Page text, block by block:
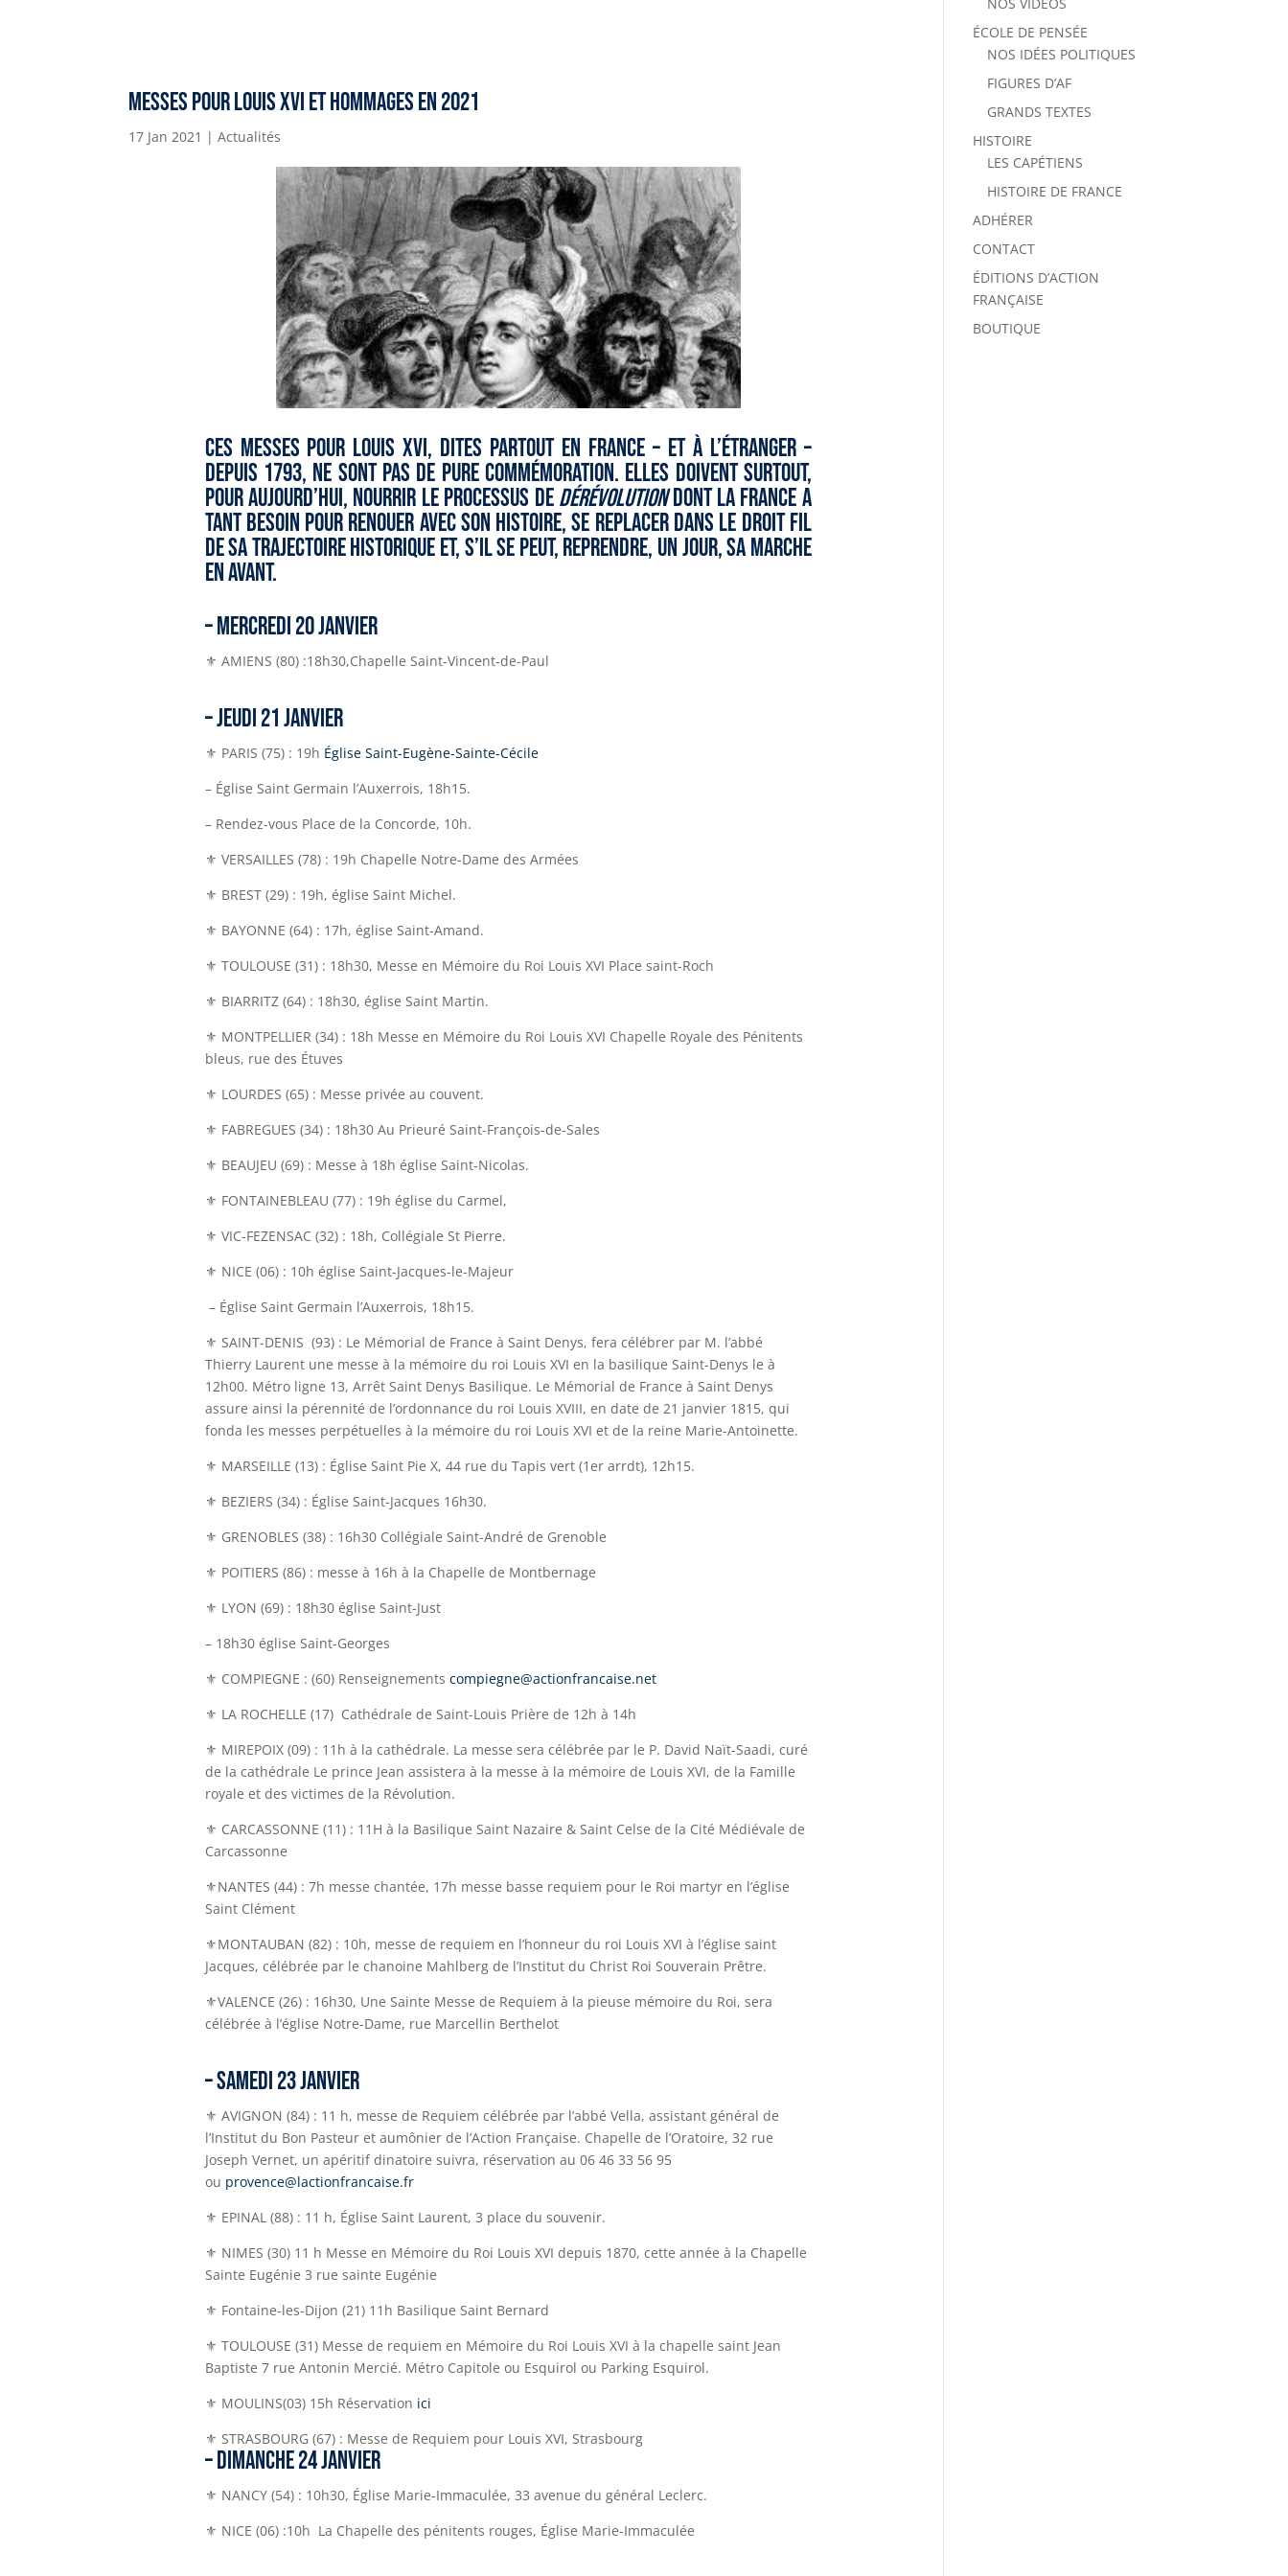
Messes pour Louis XVI et hommages en 2021
17 Jan 2021 |Actualités
Ces Messes pour Louis XVI, dites partout en France – et à l’étranger –
depuis 1793, ne sont pas de pure commémoration. Elles DOIVENT surtout,
pour aujourd’hui, nourrir le processus dedérévolutiondont la France a
tant besoin pour renouer avec son Histoire, se replacer dans le droit fil
de sa trajectoire historique et, s’il se peut, reprendre, un jour, sa marche
en avant.
– MERCREDI 20 JANVIER
⚜ AMIENS (80) :18h30,Chapelle Saint-Vincent-de-Paul
–JEUDI 21 JANVIER
⚜ PARIS (75) : 19h Église Saint-Eugène-Sainte-Cécile
– Église Saint Germain l’Auxerrois, 18h15.
– Rendez-vous Place de la Concorde, 10h.
⚜ VERSAILLES (78) : 19h Chapelle Notre-Dame des Armées
⚜ BREST (29) : 19h, église Saint Michel.
⚜ BAYONNE (64) : 17h, église Saint-Amand.
⚜ TOULOUSE (31) : 18h30, Messe en Mémoire du Roi Louis XVI Place saint-Roch
⚜ BIARRITZ (64) : 18h30, église Saint Martin.
⚜ MONTPELLIER (34) : 18h Messe en Mémoire du Roi Louis XVI Chapelle Royale des Pénitents
bleus, rue des Étuves
⚜ LOURDES (65) : Messe privée au couvent.
⚜ FABREGUES (34) : 18h30 Au Prieuré Saint-François-de-Sales
⚜ BEAUJEU (69) : Messe à 18h église Saint-Nicolas.
⚜ FONTAINEBLEAU (77) : 19h église du Carmel,
⚜ VIC-FEZENSAC (32) : 18h, Collégiale St Pierre.
⚜ NICE (06) : 10h église Saint-Jacques-le-Majeur
– Église Saint Germain l’Auxerrois, 18h15.
⚜ SAINT-DENIS (93) : Le Mémorial de France à Saint Denys, fera célébrer par M. l’abbé
Thierry Laurent une messe à la mémoire du roi Louis XVI en la basilique Saint-Denys le à
12h00. Métro ligne 13, Arrêt Saint Denys Basilique. Le Mémorial de France à Saint Denys
assure ainsi la pérennité de l’ordonnance du roi Louis XVIII, en date de 21 janvier 1815, qui
fonda les messes perpétuelles à la mémoire du roi Louis XVI et de la reine Marie-Antoinette.
⚜ MARSEILLE (13) : Église Saint Pie X, 44 rue du Tapis vert (1er arrdt), 12h15.
⚜ BEZIERS (34) : Église Saint-Jacques 16h30.
⚜ GRENOBLES (38) : 16h30 Collégiale Saint-André de Grenoble
⚜ POITIERS (86) : messe à 16h à la Chapelle de Montbernage
⚜ LYON (69) : 18h30 église Saint-Just
– 18h30 église Saint-Georges
⚜ COMPIEGNE : (60) Renseignements compiegne@actionfrancaise.net
⚜ LA ROCHELLE (17) Cathédrale de Saint-Louis Prière de 12h à 14h
⚜ MIREPOIX (09) : 11h à la cathédrale. La messe sera célébrée par le P. David Naït-Saadi, curé
de la cathédrale Le prince Jean assistera à la messe à la mémoire de Louis XVI, de la Famille
royale et des victimes de la Révolution.
⚜ CARCASSONNE (11) : 11H à la Basilique Saint Nazaire & Saint Celse de la Cité Médiévale de
Carcassonne
⚜NANTES (44) : 7h messe chantée, 17h messe basse requiem pour le Roi martyr en l’église
Saint Clément
⚜MONTAUBAN (82) : 10h, messe de requiem en l’honneur du roi Louis XVI à l’église saint
Jacques, célébrée par le chanoine Mahlberg de l’Institut du Christ Roi Souverain Prêtre.
⚜VALENCE (26) : 16h30, Une Sainte Messe de Requiem à la pieuse mémoire du Roi, sera
célébrée à l’église Notre-Dame, rue Marcellin Berthelot
– SAMEDI 23 JANVIER
⚜ AVIGNON (84) : 11 h, messe de Requiem célébrée par l’abbé Vella, assistant général de
l’Institut du Bon Pasteur et aumônier de l’Action Française. Chapelle de l’Oratoire, 32 rue
Joseph Vernet, un apéritif dinatoire suivra, réservation au 06 46 33 56 95
ou provence@lactionfrancaise.fr
⚜ EPINAL (88) : 11 h, Église Saint Laurent, 3 place du souvenir.
⚜ NIMES (30) 11 h Messe en Mémoire du Roi Louis XVI depuis 1870, cette année à la Chapelle
Sainte Eugénie 3 rue sainte Eugénie
⚜ Fontaine-les-Dijon (21) 11h Basilique Saint Bernard
⚜ TOULOUSE (31) Messe de requiem en Mémoire du Roi Louis XVI à la chapelle saint Jean
Baptiste 7 rue Antonin Mercié. Métro Capitole ou Esquirol ou Parking Esquirol.
⚜ MOULINS(03) 15h Réservation ici
⚜ STRASBOURG (67) : Messe de Requiem pour Louis XVI, Strasbourg
– DIMANCHE 24 JANVIER
⚜ NANCY (54) : 10h30, Église Marie-Immaculée, 33 avenue du général Leclerc.
⚜ NICE (06) :10h La Chapelle des pénitents rouges, Église Marie-Immaculée
ÉCOLE DE PENSÉE
NOS IDÉES POLITIQUES
FIGURES D’AF
GRANDS TEXTES
HISTOIRE
LES CAPÉTIENS
HISTOIRE DE FRANCE
ADHÉRER
CONTACT
ÉDITIONS D’ACTION
FRANÇAISE
BOUTIQUE